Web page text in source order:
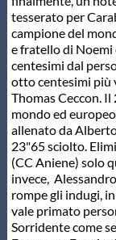
Qualità
Sostenibilità
Privacy
Cookie Policy
Archivio News
tesserato per
campione del
e fratello di Noemi
centesimi dal
otto centesimi più
Thomas Ceccon.
mondo ed
allenato da
23"65 sciolto.
(CC Aniene) solo
invece,
rompe gli indugi,
vale primato
Sorridente come